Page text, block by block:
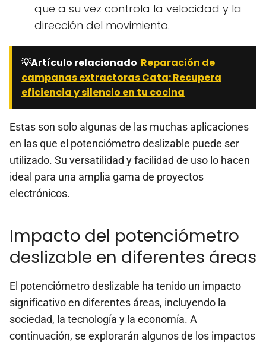
que a su vez controla la velocidad y la
dirección del movimiento.
💡Artículo relacionado Reparación de
campanas extractoras Cata: Recupera
eficiencia y silencio en tu cocina
Estas son solo algunas de las muchas aplicaciones
en las que el potenciómetro deslizable puede ser
utilizado. Su versatilidad y facilidad de uso lo hacen
ideal para una amplia gama de proyectos
electrónicos.
Impacto del potenciómetro
deslizable en diferentes áreas
El potenciómetro deslizable ha tenido un impacto
significativo en diferentes áreas, incluyendo la
sociedad, la tecnología y la economía. A
continuación, se explorarán algunos de los impactos